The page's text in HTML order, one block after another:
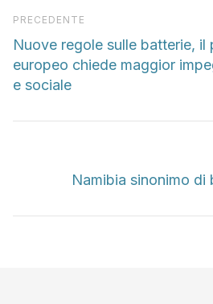
Articolo precedente
PRECEDENTE
Nuove regole sulle batterie, il
europeo chiede maggior
e sociale
Namibia sinonimo di